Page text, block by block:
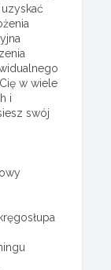
w wiele
i
swój